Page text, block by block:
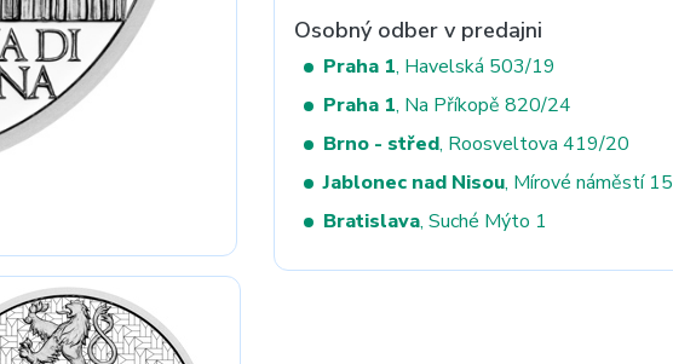
Osobný odber v predajni
Praha 1, Havelská 503/19
Praha 1, Na Příkopě 820/24
Brno - střed, Roosveltova 419/20
Jablonec nad Nisou, Mírové náměstí 15
Bratislava, Suché Mýto 1